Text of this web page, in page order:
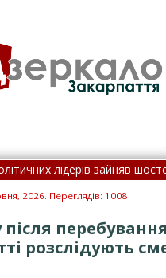
лідерів зайняв шосте
до лікарні стане
2026. Переглядів: 1008
розслідують